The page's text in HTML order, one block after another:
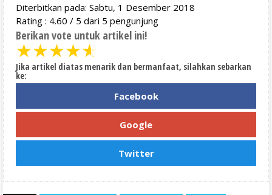
Diterbitkan pada: Sabtu, 1 Desember 2018
Rating : 4.60 / 5 dari 5 pengunjung
Berikan vote untuk artikel ini!
★★★★★
Jika artikel diatas menarik dan bermanfaat, silahkan sebarkan
ke:
Facebook
Google
Twitter